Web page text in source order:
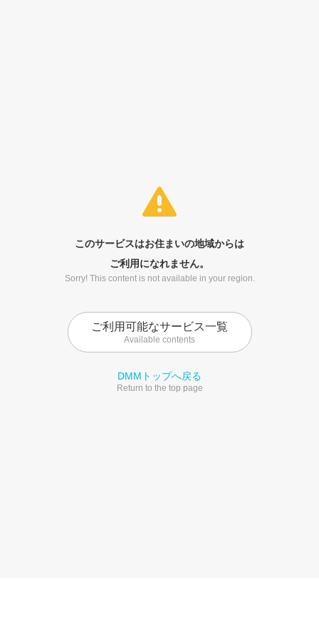
このサービスはお住まいの地域からは
ご利用になれません。
Sorry! This content is not available in your region.
ご利用可能なサービス一覧
Available contents
DMMトップへ戻る
Return to the top page